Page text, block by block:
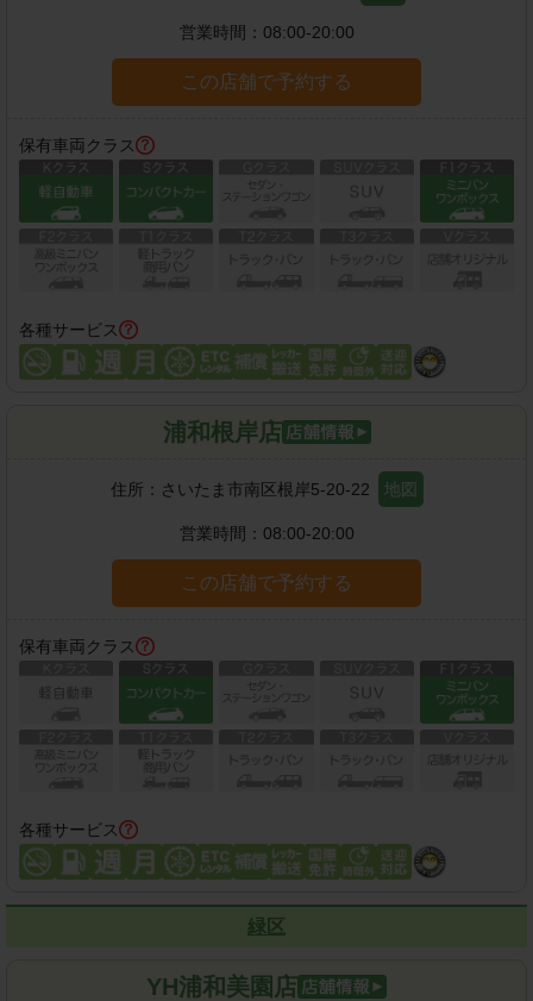
営業時間： 08:00-20:00
この店舗で予約する
保有車両クラス
各種サービス
浦和根岸店
住所： さいたま市南区根岸5-20-22 地図
営業時間： 08:00-20:00
この店舗で予約する
保有車両クラス
各種サービス
緑区
YH浦和美園店